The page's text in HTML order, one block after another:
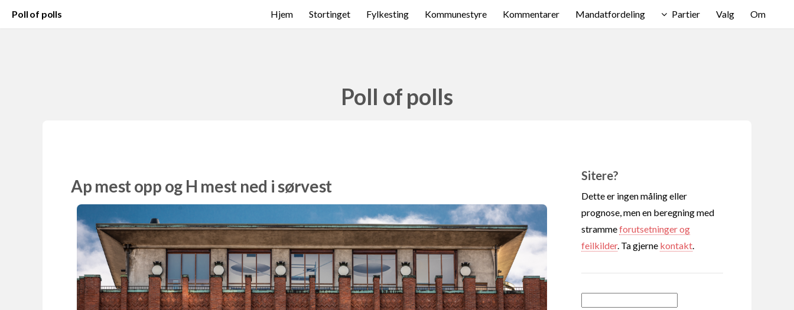
Poll of polls Hjem Stortinget Fylkesting Kommunestyre Kommentarer Mandatfordeling Partier Valg Om
Poll of polls
Ap mest opp og H mest ned i sørvest
Sitere?
Dette er ingen måling eller
prognose, men en beregning med
strammeforutsetninger og
feilkilder. Ta gjerne kontakt